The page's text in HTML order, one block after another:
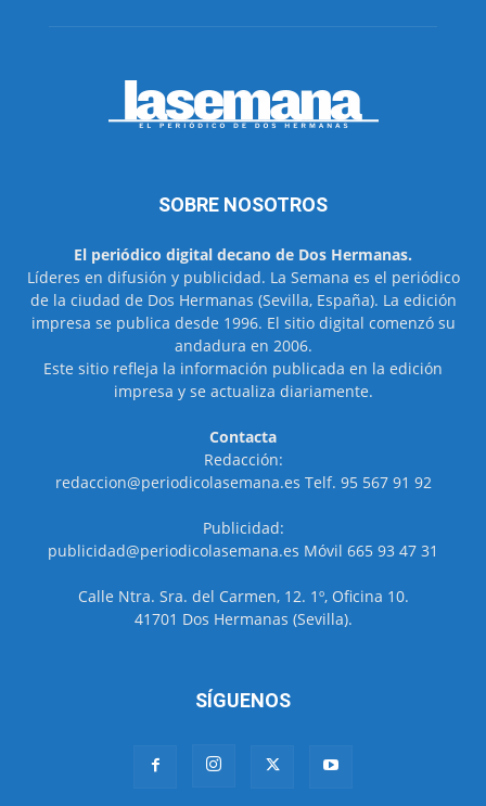
SOBRE NOSOTROS
El periódico digital decano de Dos Hermanas.
Líderes en difusión y publicidad. La Semana es el periódico
de la ciudad de Dos Hermanas (Sevilla, España). La edición
impresa se publica desde 1996. El sitio digital comenzó su
andadura en 2006.
Este sitio refleja la información publicada en la edición
impresa y se actualiza diariamente.
Contacta
Redacción:
redaccion@periodicolasemana.es Telf. 95 567 91 92
Publicidad:
publicidad@periodicolasemana.es Móvil 665 93 47 31
Calle Ntra. Sra. del Carmen, 12. 1º, Oficina 10.
41701 Dos Hermanas (Sevilla).
SÍGUENOS